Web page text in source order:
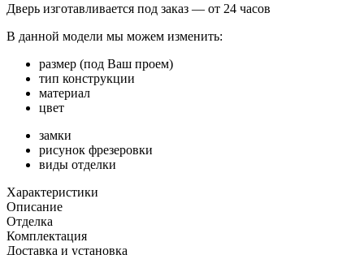
Дверь изготавливается под заказ — от 24 часов
В данной модели мы можем изменить:
размер (под Ваш проем)
тип конструкции
материал
цвет
замки
рисунок фрезеровки
виды отделки
Характеристики
Описание
Отделка
Комплектация
Доставка и установка